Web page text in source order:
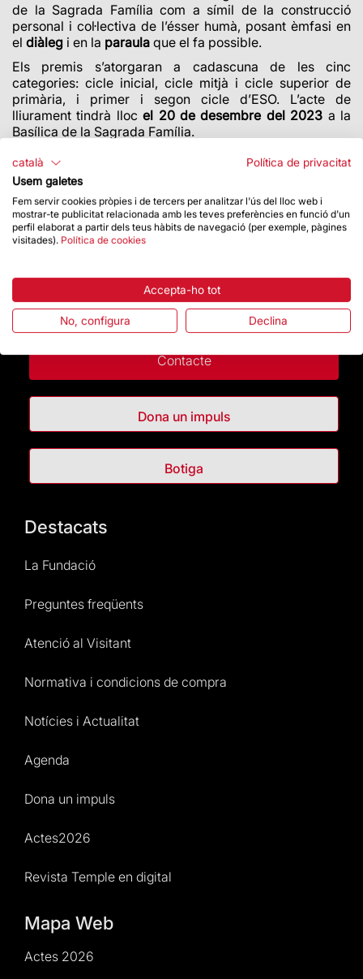
de la Sagrada Família com a símil de la construcció
personal i col·lectiva de l’ésser humà, posant èmfasi en
el diàleg i en la paraula que el fa possible.
Els premis s’atorgaran a cadascuna de les cinc
categories: cicle inicial, cicle mitjà i cicle superior de
primària, i primer i segon cicle d’ESO. L’acte de
lliurament tindrà llocel 20 de desembre del 2023 a la
Basílica de la Sagrada Família.
Contacte
Dona un impuls
Botiga
Destacats
La Fundació
Preguntes freqüents
Atenció al Visitant
Normativa i condicions de compra
Notícies i Actualitat
Agenda
Dona un impuls
Actes2026
Revista Temple en digital
Mapa Web
Actes 2026
català
Política de privacitat
Usem galetes
Fem servir cookies pròpies i de tercers per analitzar l'ús del lloc web i
mostrar-te publicitat relacionada amb les teves preferències en funció d'un
perfil elaborat a partir dels teus hàbits de navegació (per exemple, pàgines
visitades). Política de cookies
Accepta-ho tot
No, configura Declina